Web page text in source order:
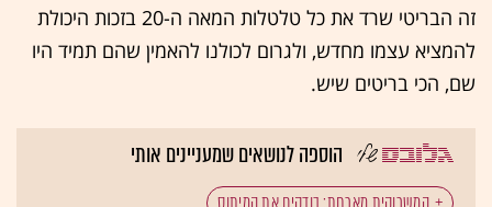
זה הבריטי שרד את כל טלטלות המאה ה-20 בזכות היכולת
להמציא עצמו מחדש, ולגרום לכולנו להאמין שהם תמיד היו
שם, הכי בריטים שיש.
הוספה לנושאים שמעניינים אותי